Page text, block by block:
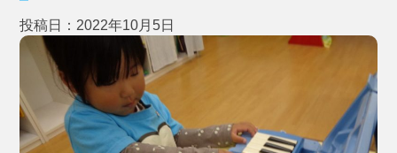
投稿日：2022年10月5日